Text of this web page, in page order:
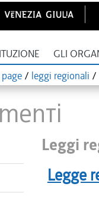
GLI
/ leggi regionali /
Leggi
Legge